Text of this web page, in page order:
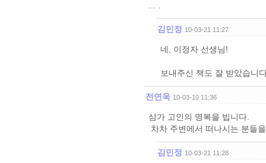
... .
김민정 10-03-21 11:27
네, 이정자 선생님!
보내주신 책도 잘 받았습니
전연욱 10-03-10 11:36
삼가 고인의 명복을 빕니다.
차차 주변에서 떠나시는 분들
김민정 10-03-21 11:28